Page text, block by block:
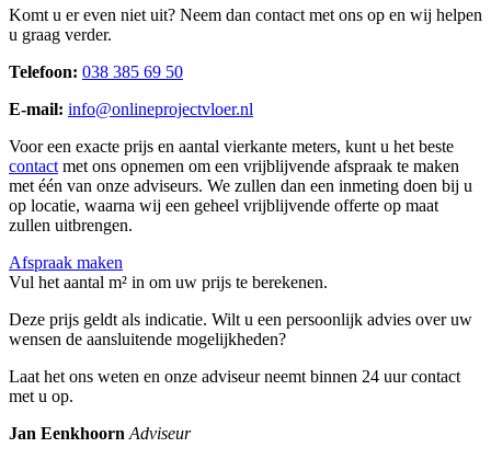
Komt u er even niet uit? Neem dan contact met ons op en wij helpen
u graag verder.
Telefoon: 038 385 69 50
E-mail: info@onlineprojectvloer.nl
Voor een exacte prijs en aantal vierkante meters, kunt u het beste
contact met ons opnemen om een vrijblijvende afspraak te maken
met één van onze adviseurs. We zullen dan een inmeting doen bij u
op locatie, waarna wij een geheel vrijblijvende offerte op maat
zullen uitbrengen.
Afspraak maken
Vul het aantal m² in om uw prijs te berekenen.
Deze prijs geldt als indicatie. Wilt u een persoonlijk advies over uw
wensen de aansluitende mogelijkheden?
Laat het ons weten en onze adviseur neemt binnen 24 uur contact
met u op.
Jan Eenkhoorn Adviseur